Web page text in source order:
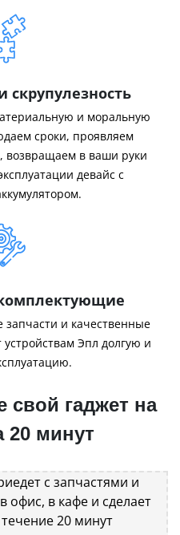
скрупулезность
и моральную
сроки, проявляем
возвращаем в ваши руки
девайс с
и качественные
Эпл долгую и
свой гаджет на
20 минут
с запчастями и
офис, в кафе и сделает
20 минут